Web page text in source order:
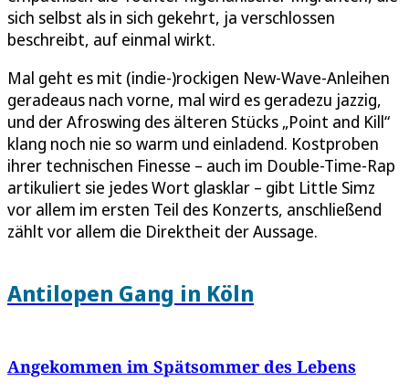
sich selbst als in sich gekehrt, ja verschlossen
beschreibt, auf einmal wirkt.
Mal geht es mit (indie-)rockigen New-Wave-Anleihen
geradeaus nach vorne, mal wird es geradezu jazzig,
und der Afroswing des älteren Stücks „Point and Kill“
klang noch nie so warm und einladend. Kostproben
ihrer technischen Finesse – auch im Double-Time-Rap
artikuliert sie jedes Wort glasklar – gibt Little Simz
vor allem im ersten Teil des Konzerts, anschließend
zählt vor allem die Direktheit der Aussage.
Antilopen Gang in Köln
Angekommen im Spätsommer des Lebens